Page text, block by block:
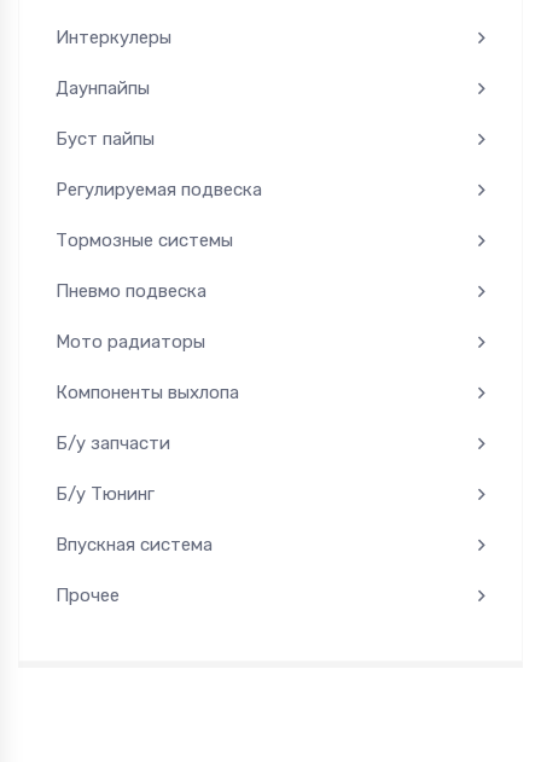
Интеркулеры
Даунпайпы
Буст пайпы
Регулируемая подвеска
Тормозные системы
Пневмо подвеска
Мото радиаторы
Компоненты выхлопа
Б/у запчасти
Б/у Тюнинг
Впускная система
Прочее